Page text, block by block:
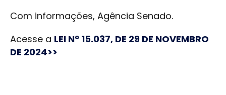
Com informações, Agência Senado.
Acesse a LEI Nº 15.037, DE 29 DE NOVEMBRO
DE 2024>>